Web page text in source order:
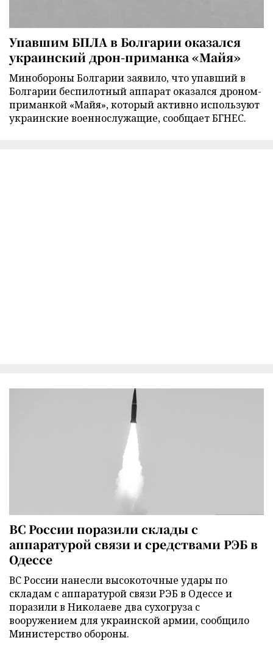
Упавшим БПЛА в Болгарии оказался
украинский дрон-приманка «Майя»
Минобороны Болгарии заявило, что упавший в
Болгарии беспилотный аппарат оказался дроном-
приманкой «Майя», который активно используют
украинские военнослужащие, сообщает БГНЕС.
ВС России поразили склады с
аппаратурой связи и средствами РЭБ в
Одессе
ВС России нанесли высокоточные удары по
складам с аппаратурой связи РЭБ в Одессе и
поразили в Николаеве два сухогруза с
вооружением для украинской армии, сообщило
Министерство обороны.